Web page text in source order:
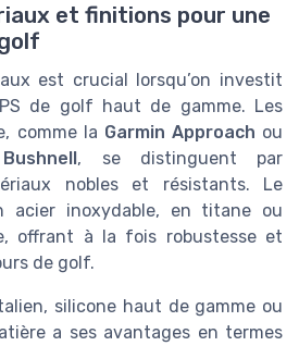
et finitions pour une
est crucial lorsqu’on investit
de golf haut de gamme. Les
comme la Garmin Approach ou
Bushnell, se distinguent par
nobles et résistants. Le
acier inoxydable, en titane ou
offrant à la fois robustesse et
de golf.
silicone haut de gamme ou
a ses avantages en termes